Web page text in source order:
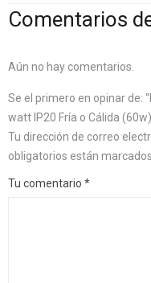
Comentarios
Aún no hay comentarios.
Se el primero en opinar de:
watt IP20 Fría o Cálida
Tu dirección de correo
obligatorios están
Tu comentario *